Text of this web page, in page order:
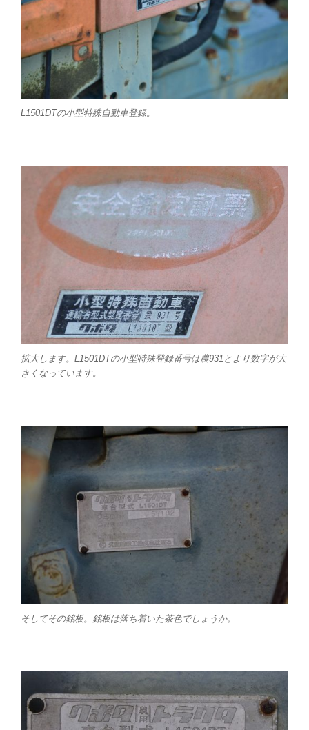
L1501DTの小型特殊自動車登録。
拡大します。L1501DTの小型特殊登録番号は農931とより数字が大
きくなっています。
そしてその銘板。銘板は落ち着いた茶色でしょうか。